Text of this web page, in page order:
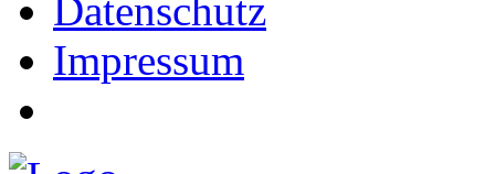
Datenschutz
Impressum